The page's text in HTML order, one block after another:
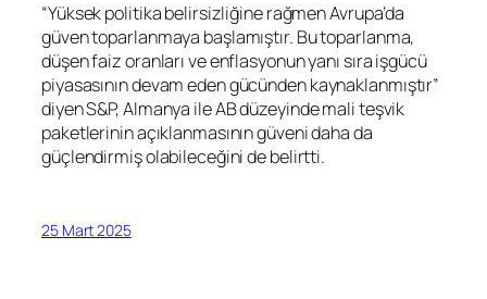
“Yüksek politika belirsizliğine rağmen Avrupa’da
güven toparlanmaya başlamıştır. Bu toparlanma,
düşen faiz oranları ve enflasyonun yanı sıra işgücü
piyasasının devam eden gücünden kaynaklanmıştır”
diyen S&P, Almanya ile AB düzeyinde mali teşvik
paketlerinin açıklanmasının güveni daha da
güçlendirmiş olabileceğini de belirtti.
25 Mart 2025